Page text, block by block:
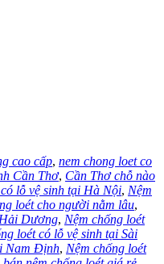
cao cấp, nem chong loet co
Cần Thơ, Cần Thơ chỗ nào
lỗ vệ sinh tại Hà Nội, Nệm
loét cho người nằm lâu,
Dương, Nệm chống loét
loét có lỗ vệ sinh tại Sài
Nam Định, Nệm chống loét